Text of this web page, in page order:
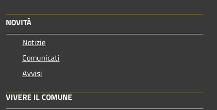
NOVITÀ
Notizie
Comunicati
Avvisi
VIVERE IL COMUNE